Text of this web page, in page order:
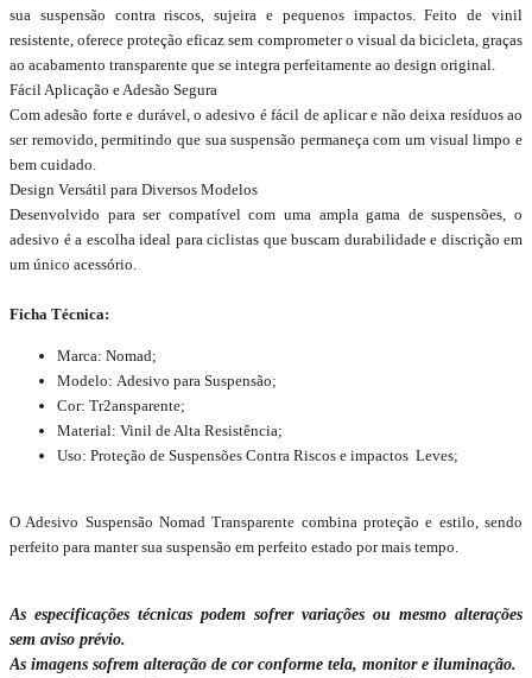
sua suspensão contra riscos, sujeira e pequenos impactos. Feito de vinil
resistente, oferece proteção eficaz sem comprometer o visual da bicicleta, graças
ao acabamento transparente que se integra perfeitamente ao design original.
Fácil Aplicação e Adesão Segura
Com adesão forte e durável, o adesivo é fácil de aplicar e não deixa resíduos ao
ser removido, permitindo que sua suspensão permaneça com um visual limpo e
bem cuidado.
Design Versátil para Diversos Modelos
Desenvolvido para ser compatível com uma ampla gama de suspensões, o
adesivo é a escolha ideal para ciclistas que buscam durabilidade e discrição em
um único acessório.
Ficha Técnica:
Marca: Nomad;
Modelo: Adesivo para Suspensão;
Cor: Tr2ansparente;
Material: Vinil de Alta Resistência;
Uso: Proteção de Suspensões Contra Riscos e impactos Leves;
O Adesivo Suspensão Nomad Transparente combina proteção e estilo, sendo
perfeito para manter sua suspensão em perfeito estado por mais tempo.
As especificações técnicas podem sofrer variações ou mesmo alterações
sem aviso prévio.
As imagens sofrem alteração de cor conforme tela, monitor e iluminação.